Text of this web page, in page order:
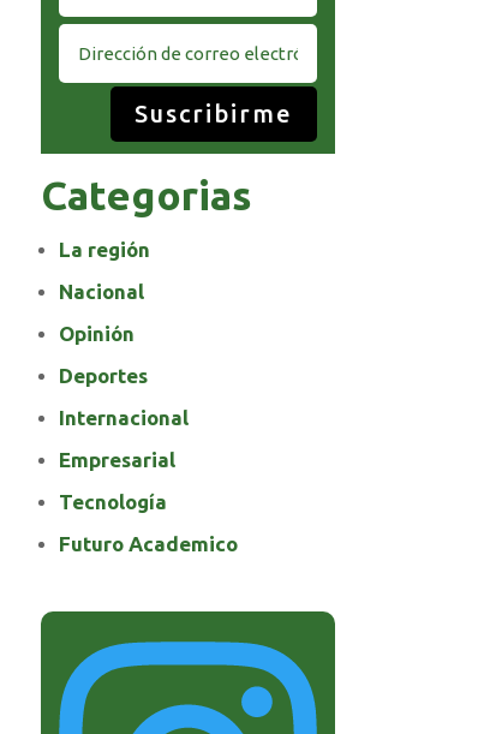
Suscribirme
Categorias
La región
Nacional
Opinión
Deportes
Internacional
Empresarial
Tecnología
Futuro Academico